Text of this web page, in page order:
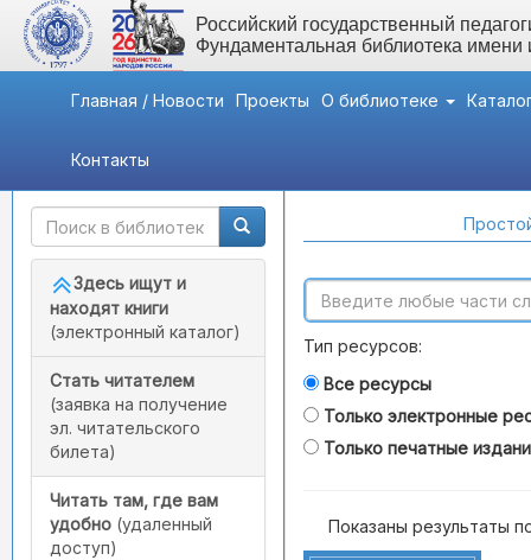
Российский государственный
Фундаментальная библиотека
Главная / Новости Проекты О библиотеке
Контакты
Быстрый доступ
Здесь ищут и
находят книги
(электронный каталог)
Стать читателем
(заявка на получение
эл. читательского
билета)
Читать там, где вам
удобно (удаленный
доступ)
Тип ресурсов:
Все ресурсы
Только электронные
Только печатные
Показаны результаты